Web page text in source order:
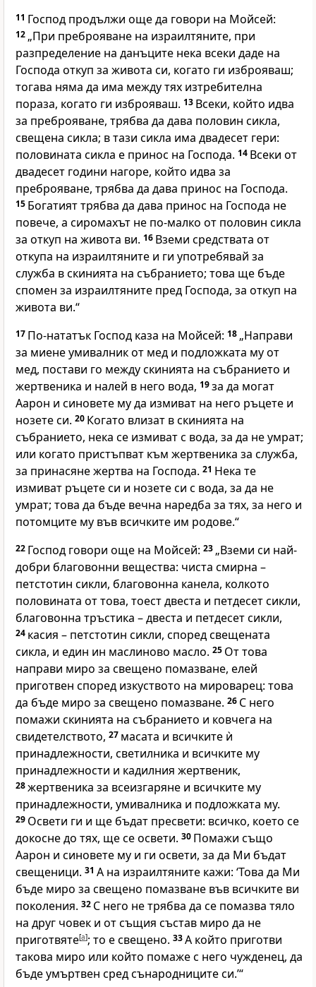
11 Господ продължи още да говори на Мойсей:
12 „При преброяване на израилтяните, при
разпределение на данъците нека всеки даде на
Господа откуп за живота си, когато ги изброяваш;
тогава няма да има между тях изтребителна
пораза, когато ги изброяваш. 13 Всеки, който идва
за преброяване, трябва да дава половин сикла,
свещена сикла; в тази сикла има двадесет гери:
половината сикла е принос на Господа. 14 Всеки от
двадесет години нагоре, който идва за
преброяване, трябва да дава принос на Господа.
15 Богатият трябва да дава принос на Господа не
повече, а сиромахът не по-малко от половин сикла
за откуп на живота ви. 16 Вземи средствата от
откупа на израилтяните и ги употребявай за
служба в скинията на събранието; това ще бъде
спомен за израилтяните пред Господа, за откуп на
живота ви.“
17 По-нататък Господ каза на Мойсей: 18 „Направи
за миене умивалник от мед и подложката му от
мед, постави го между скинията на събранието и
жертвеника и налей в него вода, 19за да могат
Аарон и синовете му да измиват на него ръцете и
нозете си. 20 Когато влизат в скинията на
събранието, нека се измиват с вода, за да не умрат;
или когато пристъпват към жертвеника за служба,
за принасяне жертва на Господа. 21 Нека те
измиват ръцете си и нозете си с вода, за да не
умрат; това да бъде вечна наредба за тях, за него и
потомците му във всичките им родове.“
22 Господ говори още на Мойсей: 23 „Вземи си най-
добри благовонни вещества: чиста смирна –
петстотин сикли, благовонна канела, колкото
половината от това, тоест двеста и петдесет сикли,
благовонна тръстика – двеста и петдесет сикли,
24 касия – петстотин сикли, според свещената
сикла, и един ин маслиново масло. 25 От това
направи миро за свещено помазване, елей
приготвен според изкуството на мироварец: това
да бъде миро за свещено помазване. 26 С него
помажи скинията на събранието и ковчега на
свидетелството, 27 масата и всичките ѝ
принадлежности, светилника и всичките му
принадлежности и кадилния жертвеник,
28жертвеника за всеизгаряне и всичките му
принадлежности, умивалника и подложката му.
29 Освети ги и ще бъдат пресвети: всичко, което се
докосне до тях, ще се освети. 30 Помажи също
Аарон и синовете му и ги освети, за да Ми бъдат
свещеници. 31 А на израилтяните кажи: ‘Това да Ми
бъде миро за свещено помазване във всичките ви
поколения. 32 С него не трябва да се помазва тяло
на друг човек и от същия състав миро да не
приготвяте[a]; то е свещено. 33А който приготви
такова миро или който помаже с него чужденец, да
бъде умъртвен сред сънародниците си.’“